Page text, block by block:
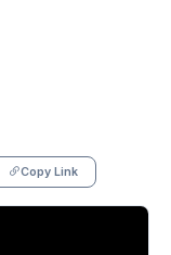
Copy Link